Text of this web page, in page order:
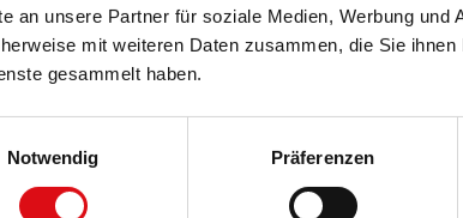
an unsere Partner für soziale Medien, Werbung
mit weiteren Daten zusammen, die Sie
gesammelt haben.
Notwendig
Präferenzen
Sie sich wirksam vor
Brillante Extras